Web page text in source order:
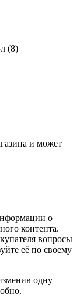
(8)
и может
о
контента.
вопросы
её по своему
одну